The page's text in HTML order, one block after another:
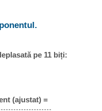
pe 11 biți:
(ajustat) =